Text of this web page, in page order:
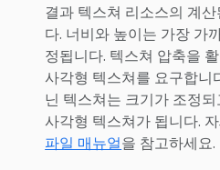
결과 텍스쳐 리소스의 계
다. 너비와 높이는 가장 가
정됩니다. 텍스쳐 압축을
사각형 텍스쳐를 요구합니
닌 텍스쳐는 크기가 조정
사각형 텍스쳐가 됩니다.
파일 매뉴얼을 참고하세요.